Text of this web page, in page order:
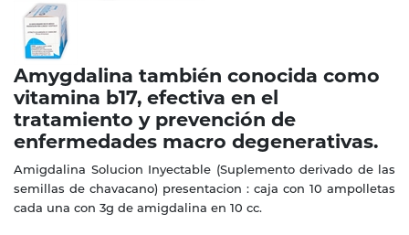
Amygdalina también conocida como
vitamina b17, efectiva en el
tratamiento y prevención de
enfermedades macro degenerativas.
Amigdalina Solucion Inyectable (Suplemento derivado de las
semillas de chavacano) presentacion : caja con 10 ampolletas
cada una con 3g de amigdalina en 10 cc.